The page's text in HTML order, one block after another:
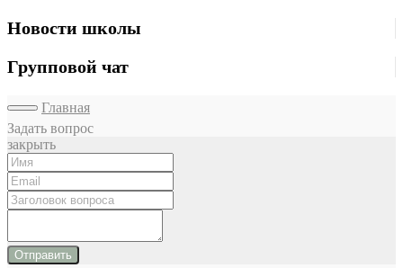
Новости школы
Групповой чат
Главная
Задать вопрос
закрыть
Отправить